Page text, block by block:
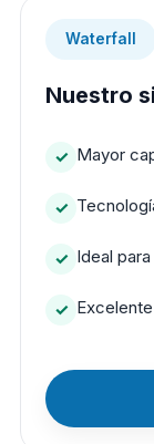
Waterfall
Nuestro
Mayor
Ideal